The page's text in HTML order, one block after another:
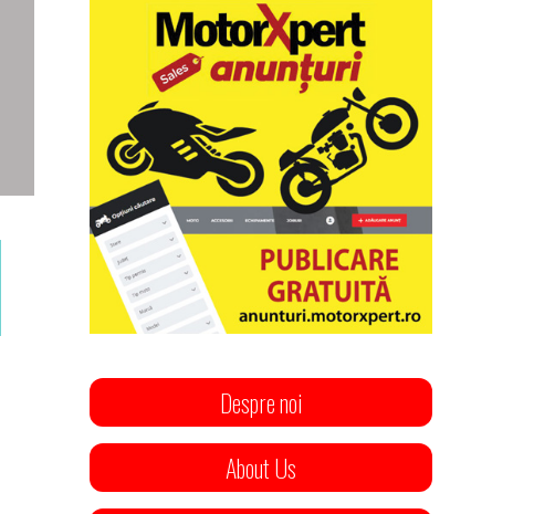
Despre noi
About Us